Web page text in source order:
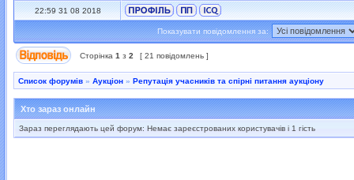
22:59 31 08 2018
Показувати повідомлення за:
Сторінка 1 з 2 [ 21 повідомлень ]
Список форумів » Аукціон » Репутація учасників та спірні питання аукціону
Хто зараз онлайн
Зараз переглядають цей форум: Немає зареєстрованих користувачів і 1 гість